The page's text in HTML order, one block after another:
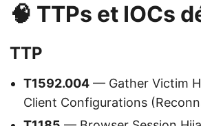
🧠 TTPs et IOCs
TTP
T1592.004 — Gather Victim
Client Configurations